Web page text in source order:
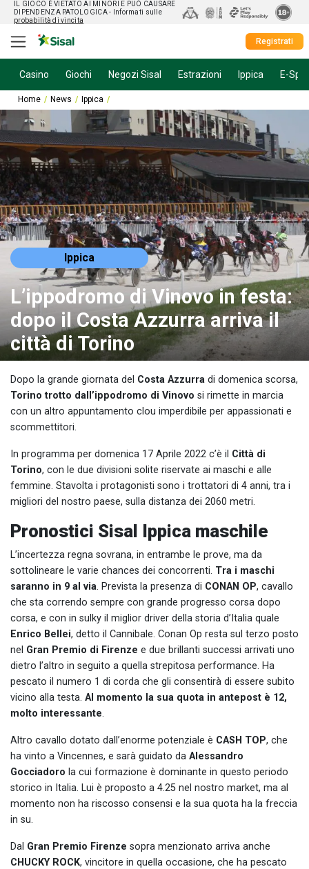
IL GIOCO È VIETATO AI MINORI E PUÒ CAUSARE
DIPENDENZA PATOLOGICA - Informati sulle
probabilità di vincita
Registrati
Casino Giochi Negozi Sisal Estrazioni Ippica E-
Home News Ippica
Ippica
L’ippodromo di Vinovo in festa:
dopo il Costa Azzurra arriva il
città di Torino
Dopo la grande giornata del Costa Azzurra di domenica scorsa,
Torino trotto dall’ippodromo di Vinovo si rimette in marcia
con un altro appuntamento clou imperdibile per appassionati e
scommettitori.
In programma per domenica 17 Aprile 2022 c’è il Città di
Torino, con le due divisioni solite riservate ai maschi e alle
femmine. Stavolta i protagonisti sono i trottatori di 4 anni, tra i
migliori del nostro paese, sulla distanza dei 2060 metri.
Pronostici Sisal Ippica maschile
L’incertezza regna sovrana, in entrambe le prove, ma da
sottolineare le varie chances dei concorrenti. Tra i maschi
saranno in 9 al via. Prevista la presenza di CONAN OP, cavallo
che sta correndo sempre con grande progresso corsa dopo
corsa, e con in sulky il miglior driver della storia d’Italia quale
Enrico Bellei, detto il Cannibale. Conan Op resta sul terzo posto
nel Gran Premio di Firenze e due brillanti successi arrivati uno
dietro l’altro in seguito a quella strepitosa performance. Ha
pescato il numero 1 di corda che gli consentirà di essere subito
vicino alla testa. Al momento la sua quota in antepost è 12,
molto interessante.
Altro cavallo dotato dall’enorme potenziale è CASH TOP, che
ha vinto a Vincennes, e sarà guidato da Alessandro
Gocciadoro la cui formazione è dominante in questo periodo
storico in Italia. Lui è proposto a 4.25 nel nostro market, ma al
momento non ha riscosso consensi e la sua quota ha la freccia
in su.
Dal Gran Premio Firenze sopra menzionato arriva anche
CHUCKY ROCK, vincitore in quella occasione, che ha pescato